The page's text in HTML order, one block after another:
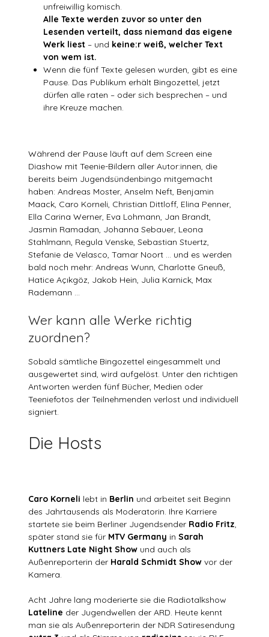
unfreiwillig komisch.
Alle Texte werden zuvor so unter den
Lesenden verteilt, dass niemand das eigene
Werk liest – und keine:r weiß, welcher Text
von wem ist.
Wenn die fünf Texte gelesen wurden, gibt es eine
Pause. Das Publikum erhält Bingozettel, jetzt
dürfen alle raten – oder sich besprechen – und
ihre Kreuze machen.
Während der Pause läuft auf dem Screen eine
Diashow mit Teenie-Bildern aller Autor:innen, die
bereits beim Jugendsündenbingo mitgemacht
haben: Andreas Moster, Anselm Neft, Benjamin
Maack, Caro Korneli, Christian Dittloff, Elina Penner,
Ella Carina Werner, Eva Lohmann, Jan Brandt,
Jasmin Ramadan, Johanna Sebauer, Leona
Stahlmann, Regula Venske, Sebastian Stuertz,
Stefanie de Velasco, Tamar Noort … und es werden
bald noch mehr: Andreas Wunn, Charlotte Gneuß,
Hatice Açıkgöz, Jakob Hein, Julia Karnick, Max
Rademann …
Wer kann alle Werke richtig
zuordnen?
Sobald sämtliche Bingozettel eingesammelt und
ausgewertet sind, wird aufgelöst. Unter den richtigen
Antworten werden fünf Bücher, Medien oder
Teeniefotos der Teilnehmenden verlost und individuell
signiert.
Die Hosts
Caro Korneli lebt in Berlin und arbeitet seit Beginn
des Jahrtausends als Moderatorin. Ihre Karriere
startete sie beim Berliner Jugendsender Radio Fritz,
später stand sie für MTV Germany inSarah
Kuttners Late Night Show und auch als
Außenreporterin der Harald Schmidt Show vor der
Kamera.
Acht Jahre lang moderierte sie die Radiotalkshow
Lateline der Jugendwellen der ARD. Heute kennt
man sie als Außenreporterin der NDR Satiresendung